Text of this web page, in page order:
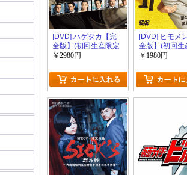
[DVD] ハゲタカ【完
全版】(初回生産限定
版)
￥2980円
[DVD] ヒモメ
全版】(初回生
版)
￥1980円